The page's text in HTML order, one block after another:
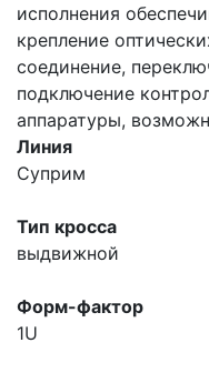
исполнения
крепление
соединение,
подключение
аппаратуры,
Линия
Суприм
Тип кросса
выдвижной
Форм-фактор
1U